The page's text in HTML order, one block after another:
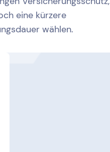
eine kürzere
wählen.